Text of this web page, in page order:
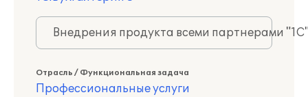
Внедрения продукта всеми партнерами
Отрасль / Функциональная задача
Профессиональные услуги